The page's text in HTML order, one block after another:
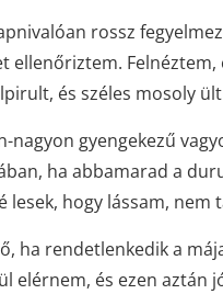
rossz
ellenőriztem.
és széles mosoly
gyengekezű
ha abbamarad a
lesek, hogy lássam,
ha rendetlenkedik a
elérnem, és ezen aztán